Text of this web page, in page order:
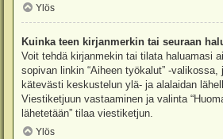
Ylös
Kuinka teen kirjanmerkin tai seuraan
Voit tehdä kirjanmekin tai tilata haluamasi
sopivan linkin “Aiheen työkalut” -
kätevästi keskustelun ylä- ja alalaidan
Viestiketjuun vastaaminen ja valinta
lähetetään” tilaa viestiketjun.
Ylös